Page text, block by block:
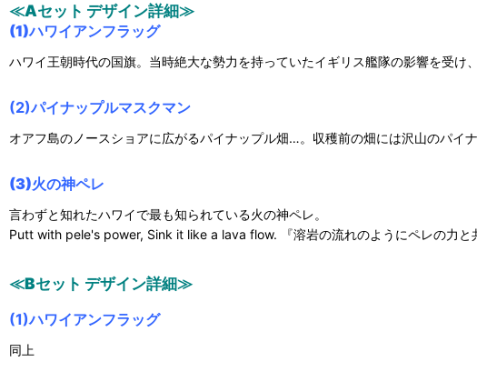
≪Aセット デザイン詳細≫
(1)ハワイアンフラッグ
ハワイ王朝時代の国旗。当時絶大な勢力を持っていたイギリス艦隊の影響を受
(2)パイナップルマスクマン
オアフ島のノースショアに広がるパイナップル畑…。収穫前の畑には沢山のパイ
(3)火の神ペレ
言わずと知れたハワイで最も知られている火の神ペレ。
Putt with pele's power, Sink it like a lava flow. 『溶岩の流れのようにペレの力と
≪Bセット デザイン詳細≫
(1)ハワイアンフラッグ
同上